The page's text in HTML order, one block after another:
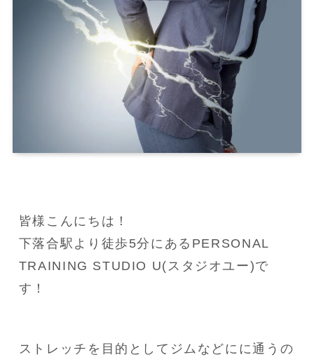
皆様こんにちは！
下落合駅より徒歩5分にあるPERSONAL
TRAINING STUDIO U(スタジオユー)で
す！
ストレッチを目的としてジムなどにに通うの